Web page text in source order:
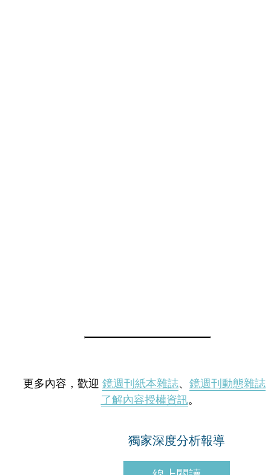
更多內容，歡迎 鏡週刊紙本雜誌、 鏡週刊動態雜誌
了解內容授權資訊。
獨家深度分析報導